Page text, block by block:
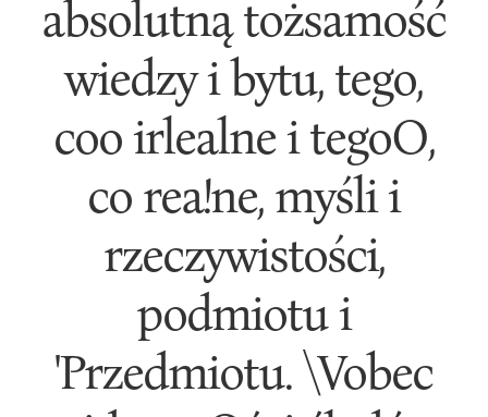
absolutną tożsamość
wiedzy i bytu, tego,
coo irlealne i tegoO,
co rea!ne, myśli i
rzeczywistości,
podmiotu i
'Przedmiotu. \Vobec